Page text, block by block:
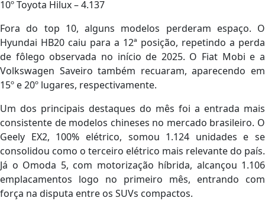
10º Toyota Hilux – 4.137
Fora do top 10, alguns modelos perderam espaço. O
Hyundai HB20 caiu para a 12ª posição, repetindo a perda
de fôlego observada no início de 2025. O Fiat Mobi e a
Volkswagen Saveiro também recuaram, aparecendo em
15º e 20º lugares, respectivamente.
Um dos principais destaques do mês foi a entrada mais
consistente de modelos chineses no mercado brasileiro. O
Geely EX2, 100% elétrico, somou 1.124 unidades e se
consolidou como o terceiro elétrico mais relevante do país.
Já o Omoda 5, com motorização híbrida, alcançou 1.106
emplacamentos logo no primeiro mês, entrando com
força na disputa entre os SUVs compactos.